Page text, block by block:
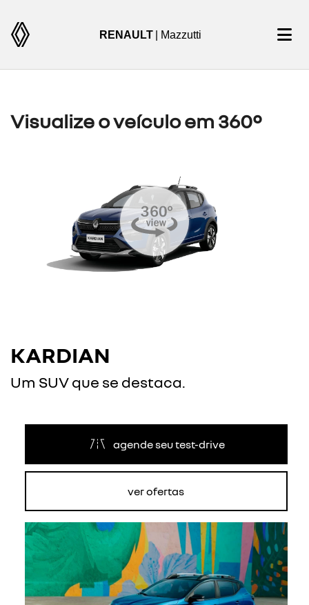
RENAULT | Mazzutti
Visualize o veículo em 360°
KARDIAN
Um SUV que se destaca.
agende seu test-drive
ver ofertas